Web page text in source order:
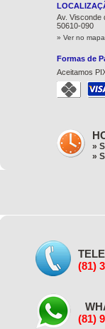
Av. Visconde
50610-090
» Ver no mapa
Formas de
Aceitamos
»
»
(81)
(81)